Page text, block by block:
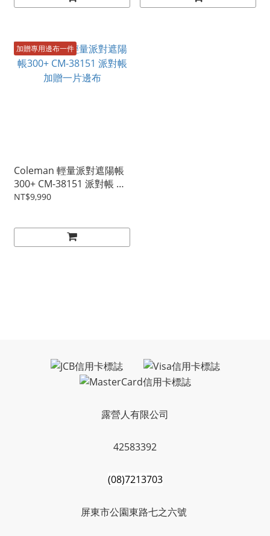
加贈專用邊布一件
Coleman 輕量派對遮陽帳
300+ CM-38151 派對帳 加
贈一片邊布
NT$9,990
露營人有限公司
42583392
(08)7213703
屏東市公園東路七之六號